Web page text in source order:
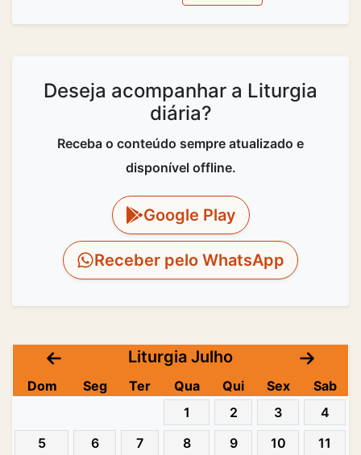
Deseja acompanhar a Liturgia
diária?
Receba o conteúdo sempre atualizado e
disponível offline.
Google Play
Receber pelo WhatsApp
Liturgia Julho
Dom Seg Ter Qua Qui Sex
Sab
1
2 3
4
5
6 7 8 9 10
11